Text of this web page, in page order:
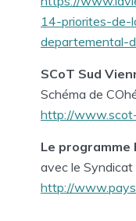
14-priorites-de-
departemental-
SCoT Sud
Schéma de
http://
Le programme
avec le
http://